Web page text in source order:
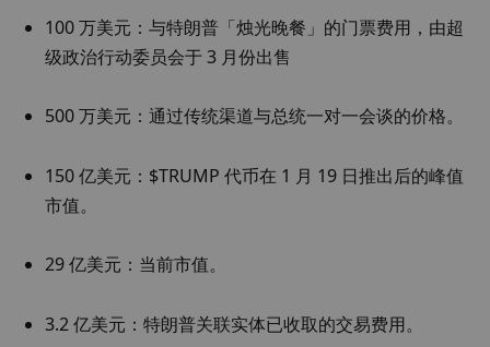
100 万美元：与特朗普「烛光晚餐」的门票费用，由超
级政治行动委员会于 3 月份出售
500 万美元：通过传统渠道与总统一对一会谈的价格。
150 亿美元：$TRUMP 代币在 1 月 19 日推出后的峰值
市值。
29 亿美元：当前市值。
3.2 亿美元：特朗普关联实体已收取的交易费用。